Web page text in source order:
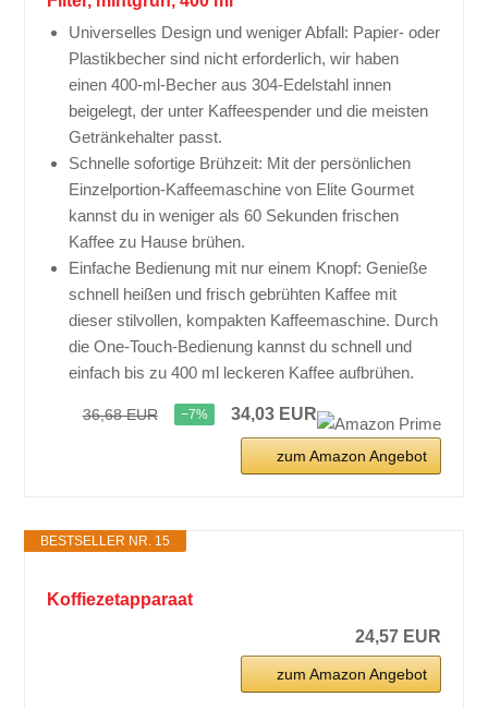
Universelles Design und weniger Abfall: Papier- oder
Plastikbecher sind nicht erforderlich, wir haben
einen 400-ml-Becher aus 304-Edelstahl innen
beigelegt, der unter Kaffeespender und die meisten
Getränkehalter passt.
Schnelle sofortige Brühzeit: Mit der persönlichen
Einzelportion-Kaffeemaschine von Elite Gourmet
kannst du in weniger als 60 Sekunden frischen
Kaffee zu Hause brühen.
Einfache Bedienung mit nur einem Knopf: Genieße
schnell heißen und frisch gebrühten Kaffee mit
dieser stilvollen, kompakten Kaffeemaschine. Durch
die One-Touch-Bedienung kannst du schnell und
einfach bis zu 400 ml leckeren Kaffee aufbrühen.
36,68 EUR −7% 34,03 EUR
zum Amazon Angebot
BESTSELLER NR. 15
Koffiezetapparaat
24,57 EUR
zum Amazon Angebot